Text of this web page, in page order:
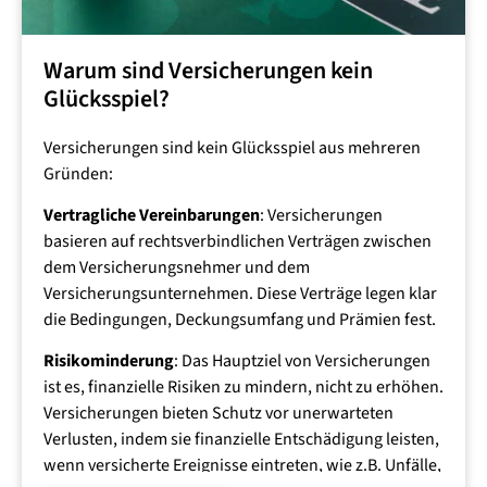
Straßenverkehr ab, wie Verkehrsunfälle,
der Versicherung. Eine
Verkehrsrechtsschutzversicherung ist wichtig, um die
und die Rechte im Straßenverkehr zu schützen.
Mietrechtsschutzversicherung
Die Mietrechtsschutzversicherung bietet Schutz bei
rechtlichen Problemen im Mietrecht, wie
Mietstreitigkeiten, Kündigungen oder
Schadenersatzansprüchen. Sie ist entscheidend, um
Mieter in Konflikten mit Vermietern zu unterstützen
und sicherzustellen, dass die Mietverhältnisse gerecht
und rechtlich korrekt abgewickelt werden.
Warum sind Versicherungen kein
Glücksspiel?
Versicherungen sind kein Glücksspiel aus mehreren
Gründen:
Vertragliche Vereinbarungen: Versicherungen
basieren auf rechtsverbindlichen Verträgen zwischen
dem Versicherungsnehmer und dem
Versicherungsunternehmen. Diese Verträge legen klar
die Bedingungen, Deckungsumfang und Prämien fest.
Risikominderung: Das Hauptziel von Versicherungen
ist es, finanzielle Risiken zu mindern, nicht zu erhöhen.
Versicherungen bieten Schutz vor unerwarteten
Verlusten, indem sie finanzielle Entschädigung leisten,
wenn versicherte Ereignisse eintreten, wie z.B. Unfälle,